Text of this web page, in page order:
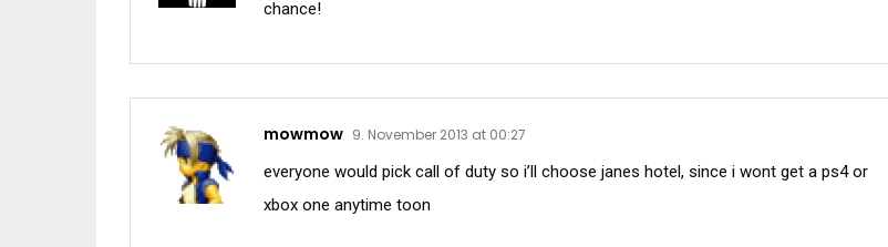
chance!
mowmow 9. November 2013 at 00:27
everyone would pick call of duty so i’ll choose janes hotel, since i wont get a ps4 or
xbox one anytime toon